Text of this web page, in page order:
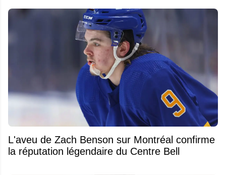
L'aveu de Zach Benson sur Montréal confirme
la réputation légendaire du Centre Bell